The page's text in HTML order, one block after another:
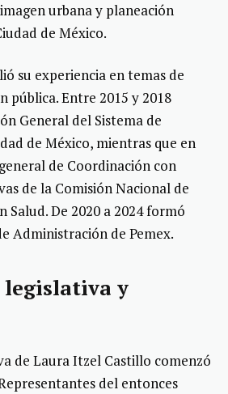
urbana y planeación
de México.
su experiencia en temas de
pública. Entre 2015 y 2018
General del Sistema de
de México, mientras que en
de Coordinación con
de la Comisión Nacional de
Salud. De 2020 a 2024 formó
Administración de Pemex.
y
de Laura Itzel Castillo comenzó
del entonces